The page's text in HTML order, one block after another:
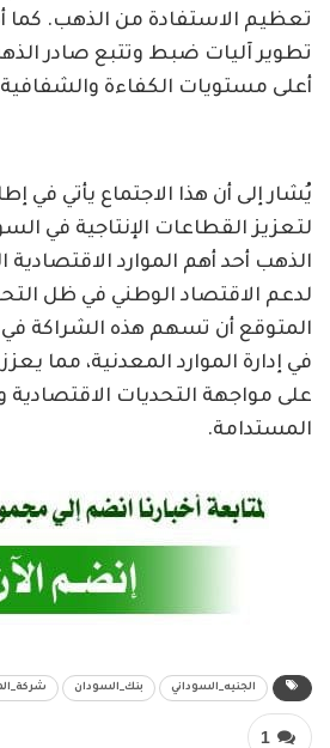
تعظيم الاستفادة من الذهب. كما
تطوير آليات ضبط وتتبع صادر
أعلى مستويات الكفاءة
يُشار إلى أن هذا الاجتماع يأتي في
لتعزيز القطاعات الإنتاجية في
الذهب أحد أهم الموارد الاقتصادية
لدعم الاقتصاد الوطني في ظل
المتوقع أن تسهم هذه الشراكة
في إدارة الموارد المعدنية، مما
على مواجهة التحديات الاقتصادية
المستدامة.
الجنيه_السوداني بنك_السودان
1